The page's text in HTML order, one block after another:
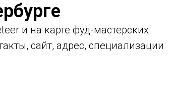
и на карте фуд-мастерских
сайт, адрес, специализации